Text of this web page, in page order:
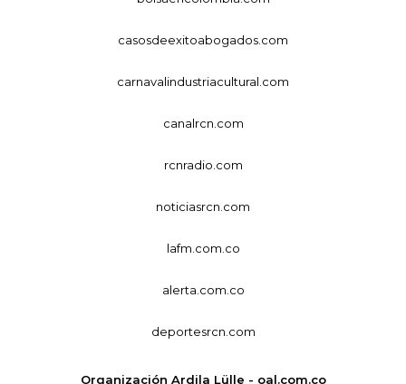
casosdeexitoabogados.com
carnavalindustriacultural.com
canalrcn.com
rcnradio.com
noticiasrcn.com
lafm.com.co
alerta.com.co
deportesrcn.com
Organización Ardila Lülle - oal.com.co